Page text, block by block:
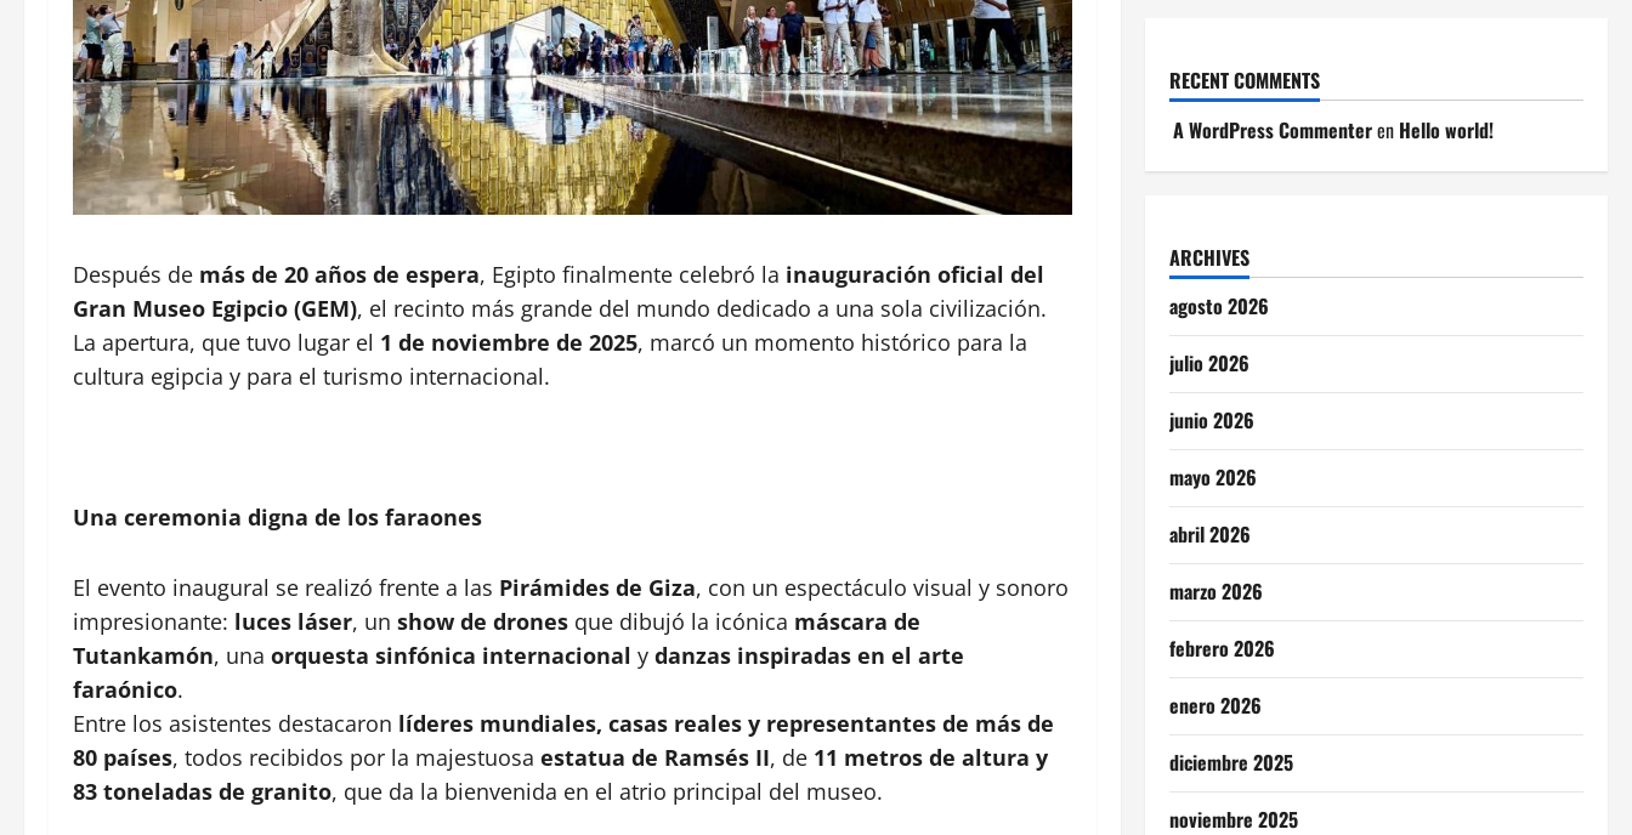
Después de más de 20 años de espera, Egipto finalmente celebró la inauguración oficial del
Gran Museo Egipcio (GEM), el recinto más grande del mundo dedicado a una sola civilización.
La apertura, que tuvo lugar el 1 de noviembre de 2025, marcó un momento histórico para la
cultura egipcia y para el turismo internacional.
Una ceremonia digna de los faraones
El evento inaugural se realizó frente a las Pirámides de Giza, con un espectáculo visual y sonoro
impresionante: luces láser, un show de drones que dibujó la icónica máscara de
Tutankamón, una orquesta sinfónica internacional y danzas inspiradas en el arte
faraónico.
Entre los asistentes destacaron líderes mundiales, casas reales y representantes de más de
80 países, todos recibidos por la majestuosa estatua de Ramsés II, de 11 metros de altura y
83 toneladas de granito, que da la bienvenida en el atrio principal del museo.
RECENT COMMENTS
A WordPress Commenteren Hello world!
ARCHIVES
agosto 2026
julio 2026
junio 2026
mayo 2026
abril 2026
marzo 2026
febrero 2026
enero 2026
diciembre 2025
noviembre 2025